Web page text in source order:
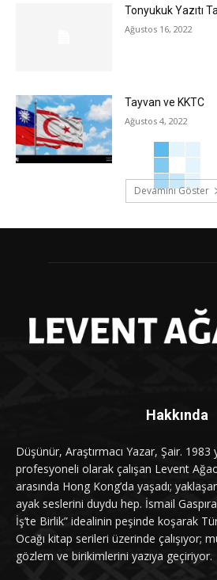
Tonyukuk Yazıtı
Ağustos 16, 2022
Tayvan ve KKTC
Ağustos 4, 2022
Devamını Göster
Hakkında
Düşünür, Araştırmacı Yazar, Şair. 1983
profesyoneli olarak çalışan Levent
arasında Hong Kong’da yaşadı;
ayak seslerini duydu hep. İsmail
İş’te Birlik” idealinin peşinde koşarak
Ocağı kitap serileri üzerinde çalışıyor;
gözlem ve birikimlerini yazıya geçiriyor.